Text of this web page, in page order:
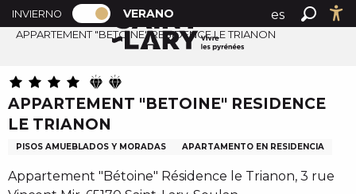
A
l
r
a
u
c
n
PAGE D’ACCUEIL ACTUELLE ÉTÉ : PASSER EN MODE
INVIERNO PAGE D’ACCUEIL ACTUELLE ÉTÉ :
VERANO
es
Buscar
Accueil verano
APPARTEMENT "BETOINE" RESIDENCE LE TRIANON
APPARTEMENT "BETOINE" RESIDENCE
LE TRIANON
PISOS AMUEBLADOS Y MORADAS APARTAMENTO EN RESIDENCIA
Appartement "Bétoine" Résidence le Trianon, 3 rue